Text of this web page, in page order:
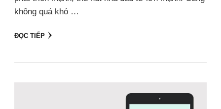
không quá khó …
ĐỌC TIẾP